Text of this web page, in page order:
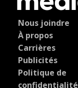
Nous joindre
À propos
Carrières
Publicités
Politique de
confidentialité